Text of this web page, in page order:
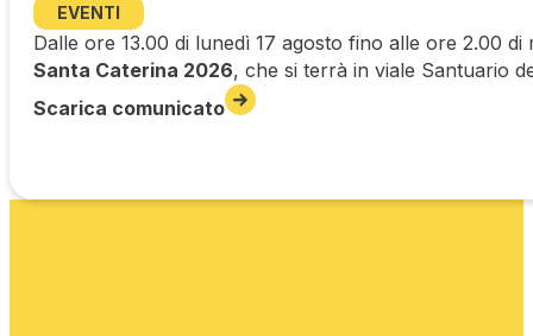
EVENTI
Dalle ore 13.00 di lunedì 17 agosto fino alle ore 2.00
Santa Caterina 2026, che si terrà in viale Santuario
Scarica comunicato